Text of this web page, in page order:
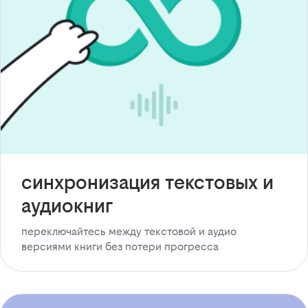
синхронизация текстовых и
аудиокниг
переключайтесь между текстовой и аудио
версиями книги без потери прогресса